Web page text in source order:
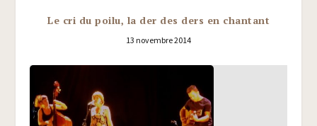
Le cri du poilu, la der des ders en chantant
13 novembre 2014